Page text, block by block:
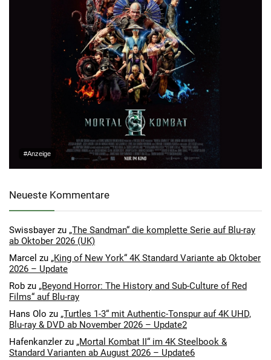
#Anzeige
Neueste Kommentare
Swissbayer zu „The Sandman“ die komplette Serie auf Blu-ray
ab Oktober 2026 (UK)
Marcel zu „King of New York“ 4K Standard Variante ab Oktober
2026 – Update
Rob zu „Beyond Horror: The History and Sub-Culture of Red
Films“ auf Blu-ray
Hans Olo zu „Turtles 1-3“ mit Authentic-Tonspur auf 4K UHD,
Blu-ray & DVD ab November 2026 – Update2
Hafenkanzler zu „Mortal Kombat II“ im 4K Steelbook &
Standard Varianten ab August 2026 – Update6